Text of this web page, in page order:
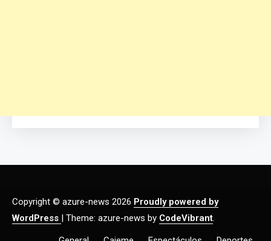
Copyright © azure-news 2026 Proudly powered by
WordPress | Theme: azure-news by CodeVibrant.